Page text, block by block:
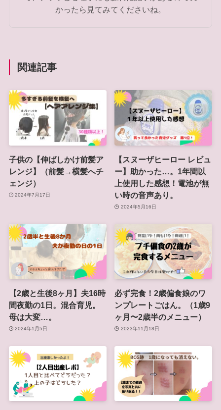
かったら見てみてくださいね。
関連記事
子供の【伸ばしかけ前髪ア
レンジ】（前髪→横髪へチ
ェンジ）
2024年7月17日
【スヌーザヒーロー レビュ
ー】助かった…。1年間以
上使用した感想！電池が無
い時の音声あり。
2024年5月16日
【2歳と生後8ヶ月】夫16時
間夜勤の1日。混合育児。
母は大変…。
2024年1月5日
必ず完食！2歳偏食娘のワ
ンプレートごはん。（1歳9
ヶ月〜2歳半のメニュー）
2023年11月18日